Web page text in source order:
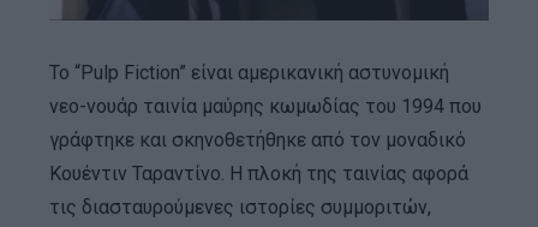
Το “Pulp Fiction” είναι αμερικανική αστυνομική
νεο-νουάρ ταινία μαύρης κωμωδίας του 1994 που
γράφτηκε και σκηνοθετήθηκε από τον μοναδικό
Κουέντιν Ταραντίνο. Η πλοκή της ταινίας αφορά
τις διασταυρούμενες ιστορίες συμμοριτών,